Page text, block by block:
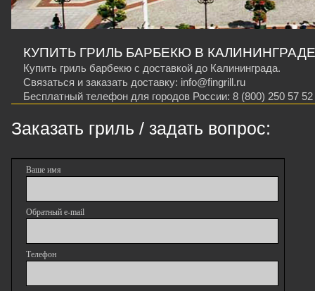
КУПИТЬ ГРИЛЬ БАРБЕКЮ В
Купить гриль барбекю с доставкой до Калининграда.
Связаться и заказать доставку: info@fingrill.ru
Бесплатный телефон для городов России: 8 (800) 250 57 52
Заказать гриль / задать вопрос:
Ваше имя
Обратный e-mail
Телефон